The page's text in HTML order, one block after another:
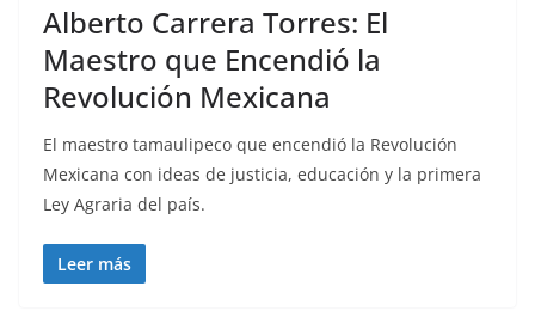
Alberto Carrera Torres: El
Maestro que Encendió la
Revolución Mexicana
El maestro tamaulipeco que encendió la Revolución
Mexicana con ideas de justicia, educación y la primera
Ley Agraria del país.
Leer más